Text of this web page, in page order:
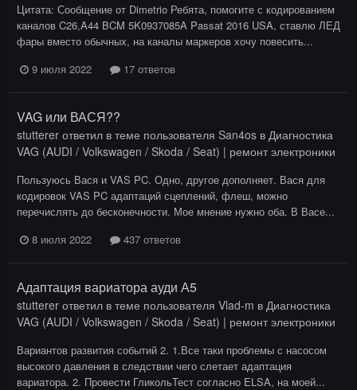
Цитата: Сообщение от Dimetrio Ребята, помогите с кодированием
каналов C26,A44 BCM 5K0937085A Passat 2016 USA, ставлю ЛЕД
фары вместо обычных, на каналы маркеров хочу повесить...
9 июля 2022
17 ответов
VAG или ВАСЯ??
stutterer ответил в теме пользователя San4os в Диагностика
VAG (AUDI / Volkswagen / Skoda / Seat) | ремонт электроники
Пользуюсь Вася и VAS PC. Одно, другое дополняет. Вася для
кодировок VAS PC адаптаций сцеплений, флеш, можно
перечислять до бесконечности. Мое мнение нужно оба. В Васе...
8 июля 2022
437 ответов
Адаптация вариатора ауди А5
stutterer ответил в теме пользователя Vlad-m в Диагностика
VAG (AUDI / Volkswagen / Skoda / Seat) | ремонт электроники
Вариантов развития событий 2. 1.Все таки проблемы с насосом
высокого давления в следствии чего слетает адаптация
вариатора. 2. Провести ГликольТест согласно ELSA, на моей...